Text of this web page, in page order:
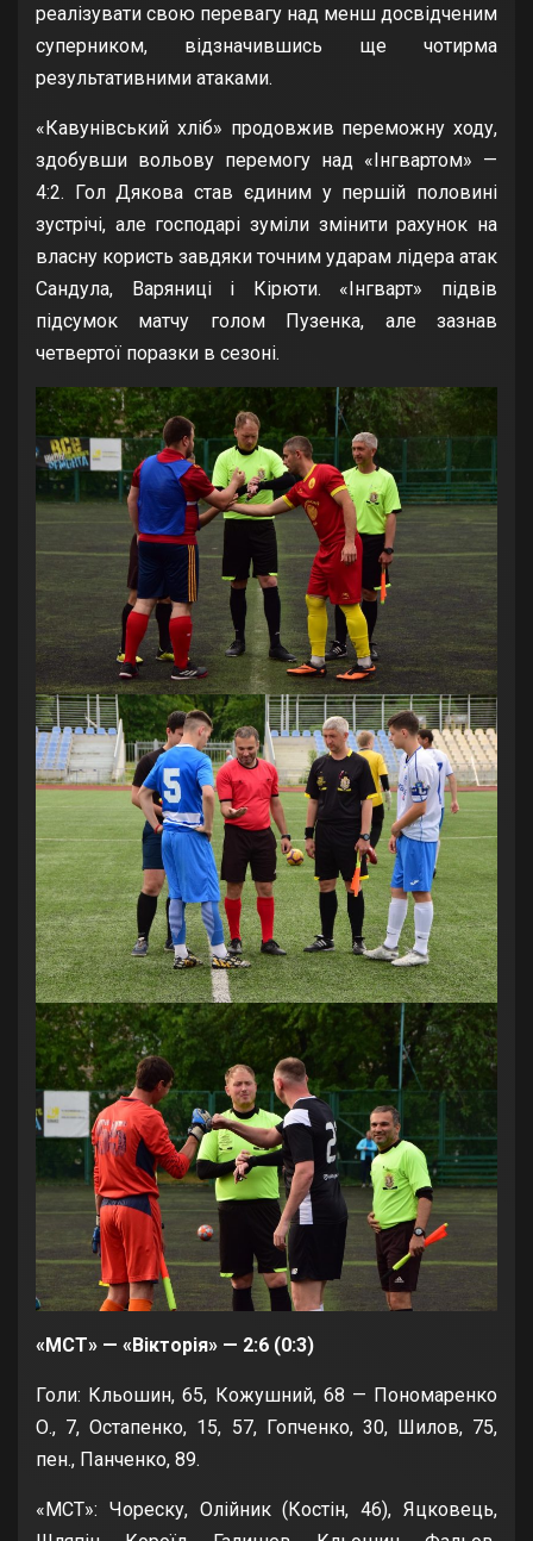
реалізувати свою перевагу над менш досвідченим
суперником, відзначившись ще чотирма
результативними атаками.
«Кавунівський хліб» продовжив переможну ходу,
здобувши вольову перемогу над «Інгвартом» —
4:2. Гол Дякова став єдиним у першій половині
зустрічі, але господарі зуміли змінити рахунок на
власну користь завдяки точним ударам лідера атак
Сандула, Варяниці і Кірюти. «Інгварт» підвів
підсумок матчу голом Пузенка, але зазнав
четвертої поразки в сезоні.
«МСТ» — «Вікторія» — 2:6 (0:3)
Голи: Кльошин, 65, Кожушний, 68 — Пономаренко
О., 7, Остапенко, 15, 57, Гопченко, 30, Шилов, 75,
пен., Панченко, 89.
«МСТ»: Чореску, Олійник (Костін, 46), Яцковець,